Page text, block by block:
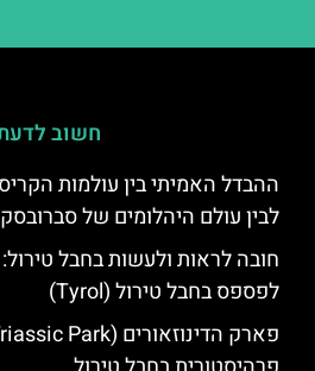
חשוב
ההבדל האמיתי בין עולמות
לבין עולם היהלומים של
חובה לראות ולעשות בחבל
לפספס בחבל טירול (Tyrol)